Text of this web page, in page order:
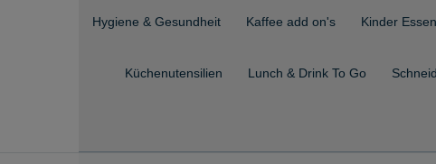
Hygiene & Gesundheit Kaffee add on's Kinder
Küchenutensilien Lunch & Drink To Go